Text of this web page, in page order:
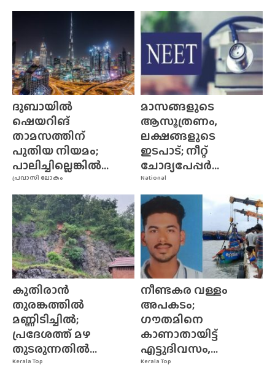
പ്രവാസി ലോകം
ദുബായിൽ
ഷെയറിങ്
താമസത്തിന്
പുതിയ നിയമം;
പാലിച്ചില്ലെങ്കിൽ...
National
മാസങ്ങളുടെ
ആസൂത്രണം,
ലക്ഷങ്ങളുടെ
ഇടപാട്; നീറ്റ്
ചോദ്യപേപ്പർ...
Kerala Top
കുതിരാൻ
തുരങ്കത്തിൽ
മണ്ണിടിച്ചിൽ;
പ്രദേശത്ത് മഴ
തുടരുന്നതിൽ...
Kerala Top
നീണ്ടകര വള്ളം
അപകടം;
ഗൗതമിനെ
കാണാതായിട്ട്
എട്ടുദിവസം,...